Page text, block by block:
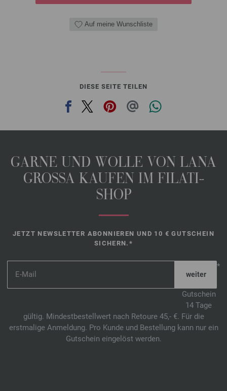
Auf meine Wunschliste
DIESE SEITE TEILEN
GARNE UND WOLLE VON LANA
GROSSA KAUFEN IM FILATI-
SHOP
JETZT NEWSLETTER ABONNIEREN UND 10 € GUTSCHEIN
SICHERN.*
*
Gutschein
14 Tage
gültig. Mindestbestellwert nach Retoure 45,- €. Für die
erstmalige Anmeldung. Pro Kunde und Bestellung kann nur ein
Gutschein eingelöst werden.